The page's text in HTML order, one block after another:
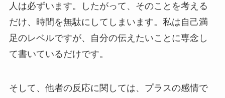
人は必ずいます。したがって、そのことを考える
だけ、時間を無駄にしてしまいます。私は自己満
足のレベルですが、自分の伝えたいことに専念し
て書いているだけです。
そして、他者の反応に関しては、プラスの感情で